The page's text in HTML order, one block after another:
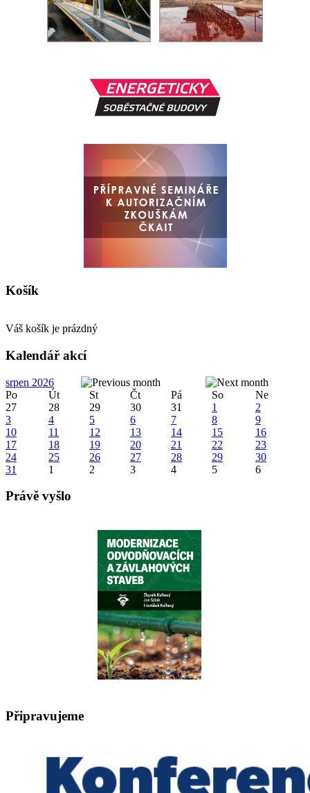
Košík
Váš košík je prázdný
Kalendář akcí
srpen 2026
Po
Út St Čt Pá So
Ne
27
28 29 30 31 1
2
3
4 5 6 7 8
9
10
11 12 13 14 15
16
17
18 19 20 21 22
23
24
25 26 27 28 29
30
31
1 2 3 4 5 6
Právě vyšlo
Připravujeme